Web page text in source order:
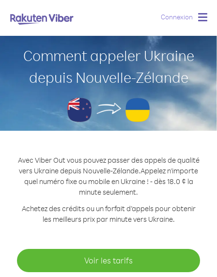
Connexion
Comment appeler Ukraine
depuis Nouvelle-Zélande
Avec Viber Out vous pouvez passer des appels de qualité
vers Ukraine depuis Nouvelle-Zélande.Appelez n'importe
quel numéro fixe ou mobile en Ukraine ! - dès 18.0 ¢ la
minute seulement.
Achetez des crédits ou un forfait d’appels pour obtenir
les meilleurs prix par minute vers Ukraine.
Voir les tarifs